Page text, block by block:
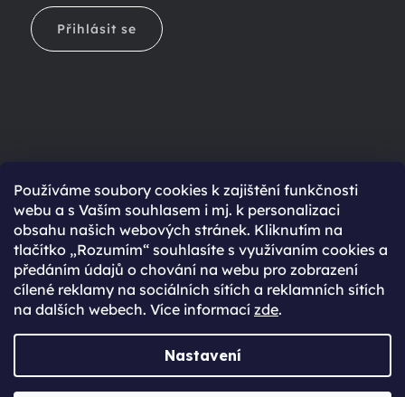
Používáme soubory cookies k zajištění funkčnosti
webu a s Vaším souhlasem i mj. k personalizaci
obsahu našich webových stránek. Kliknutím na
tlačítko „Rozumím“ souhlasíte s využívaním cookies a
předáním údajů o chování na webu pro zobrazení
cílené reklamy na sociálních sítích a reklamních sítích
na dalších webech. Více informací zde.
Nastavení
Přihlásit se
Ještě nemáte účet?
Rychlejší nákup díky uloženým údajům
Přehled o stavu objednávky
Kompletní historie objednávek
Speciální akce, novinky a slevy pro registrované
Vytvořil Shoptet Premium